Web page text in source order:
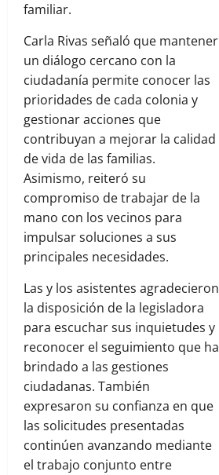
familiar.
Carla Rivas señaló que mantener
un diálogo cercano con la
ciudadanía permite conocer las
prioridades de cada colonia y
gestionar acciones que
contribuyan a mejorar la calidad
de vida de las familias.
Asimismo, reiteró su
compromiso de trabajar de la
mano con los vecinos para
impulsar soluciones a sus
principales necesidades.
Las y los asistentes agradecieron
la disposición de la legisladora
para escuchar sus inquietudes y
reconocer el seguimiento que ha
brindado a las gestiones
ciudadanas. También
expresaron su confianza en que
las solicitudes presentadas
continúen avanzando mediante
el trabajo conjunto entre